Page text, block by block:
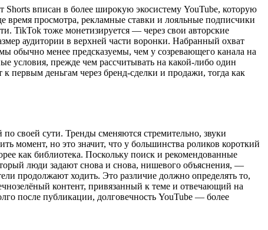
вписан в более широкую экосистему YouTube, которую
просмотра, рекламные ставки и лояльные подписчики
TikTok тоже монетизируется — через свои авторские
аудитории в верхней части воронки. Набранный охват
обычно менее предсказуемы, чем у созревающего канала на
условия, прежде чем рассчитывать на какой-либо один
первым деньгам через бренд-сделки и продажи, тогда как
своей сути. Тренды сменяются стремительно, звуки
момент, но это значит, что у большинства роликов короткий
как библиотека. Поскольку поиск и рекомендованные
люди задают снова и снова, нишевого объяснения, —
продолжают ходить. Это различие должно определять то,
контент, привязанный к теме и отвечающий на
после публикации, долговечность YouTube — более